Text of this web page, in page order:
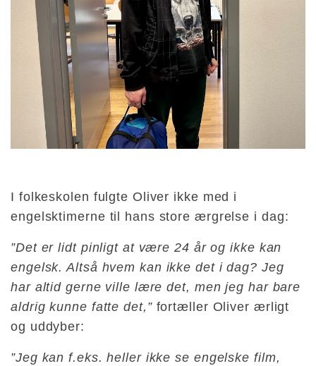
I folkeskolen fulgte Oliver ikke med i
engelsktimerne til hans store ærgrelse i dag:
”Det er lidt pinligt at være 24 år og ikke kan
engelsk. Altså hvem kan ikke det i dag? Jeg
har altid gerne ville lære det, men jeg har bare
aldrig kunne fatte det,”fortæller Oliver ærligt
og uddyber:
”Jeg kan f.eks. heller ikke se engelske film,